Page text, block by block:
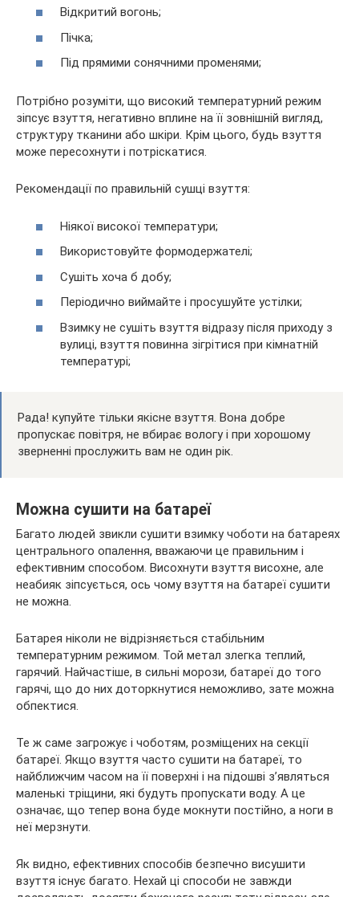
Відкритий вогонь;
Пічка;
Під прямими сонячними променями;
Потрібно розуміти, що високий температурний режим
зіпсує взуття, негативно вплине на її зовнішній вигляд,
структуру тканини або шкіри. Крім цього, будь взуття
може пересохнути і потріскатися.
Рекомендації по правильній сушці взуття:
Ніякої високої температури;
Використовуйте формодержателі;
Сушіть хоча б добу;
Періодично виймайте і просушуйте устілки;
Взимку не сушіть взуття відразу після приходу з
вулиці, взуття повинна зігрітися при кімнатній
температурі;
Рада! купуйте тільки якісне взуття. Вона добре
пропускає повітря, не вбирає вологу і при хорошому
зверненні прослужить вам не один рік.
Можна сушити на батареї
Багато людей звикли сушити взимку чоботи на батареях
центрального опалення, вважаючи це правильним і
ефективним способом. Висохнути взуття висохне, але
неабияк зіпсується, ось чому взуття на батареї сушити
не можна.
Батарея ніколи не відрізняється стабільним
температурним режимом. Той метал злегка теплий,
гарячий. Найчастіше, в сильні морози, батареї до того
гарячі, що до них доторкнутися неможливо, зате можна
обпектися.
Те ж саме загрожує і чоботям, розміщених на секції
батареї. Якщо взуття часто сушити на батареї, то
найближчим часом на її поверхні і на підошві з’являться
маленькі тріщини, які будуть пропускати воду. А це
означає, що тепер вона буде мокнути постійно, а ноги в
неї мерзнути.
Як видно, ефективних способів безпечно висушити
взуття існує багато. Нехай ці способи не завжди